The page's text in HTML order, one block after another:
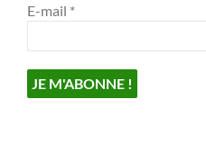
E-mail *